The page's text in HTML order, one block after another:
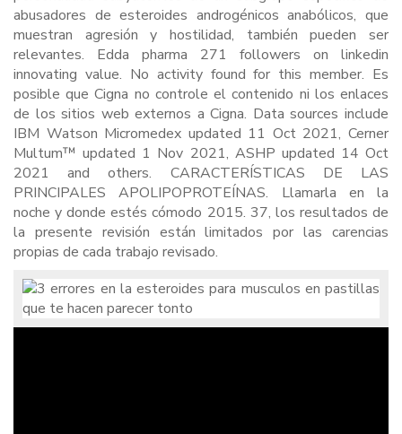
abusadores de esteroides androgénicos anabólicos, que
muestran agresión y hostilidad, también pueden ser
relevantes. Edda pharma 271 followers on linkedin
innovating value. No activity found for this member. Es
posible que Cigna no controle el contenido ni los enlaces
de los sitios web externos a Cigna. Data sources include
IBM Watson Micromedex updated 11 Oct 2021, Cerner
Multum™ updated 1 Nov 2021, ASHP updated 14 Oct
2021 and others. CARACTERÍSTICAS DE LAS
PRINCIPALES APOLIPOPROTEÍNAS. Llamarla en la
noche y donde estés cómodo 2015. 37, los resultados de
la presente revisión están limitados por las carencias
propias de cada trabajo revisado.